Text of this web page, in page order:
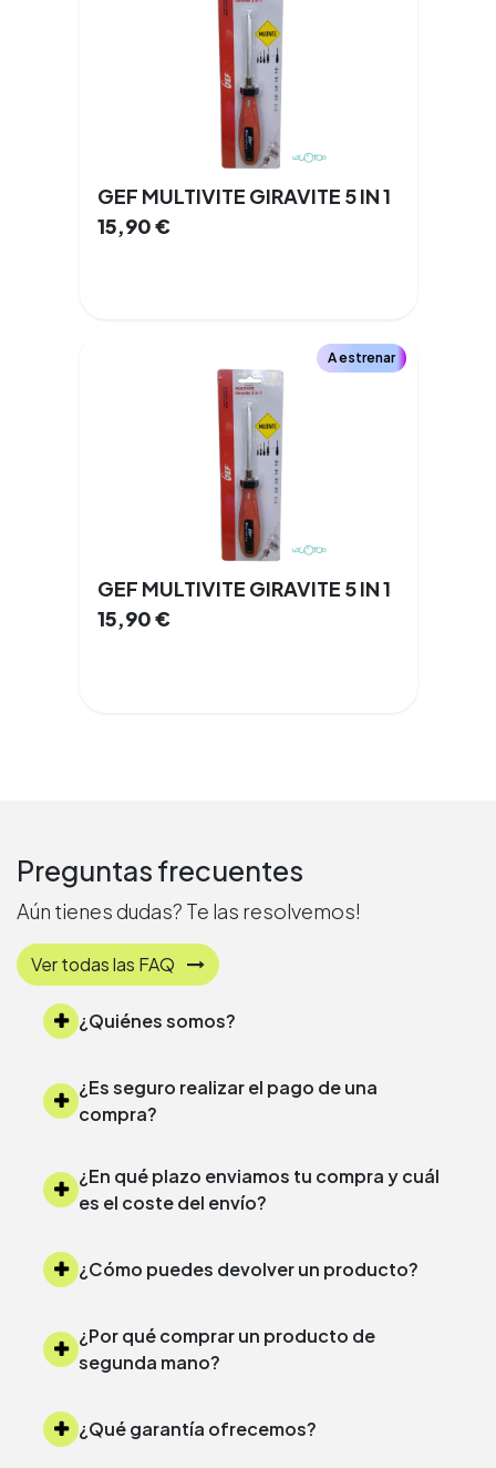
GEF MULTIVITE GIRAVITE 5 IN 1
15,90€
A estrenar
GEF MULTIVITE GIRAVITE 5 IN 1
15,90€
Preguntas frecuentes
Aún tienes dudas? Te las resolvemos!
Ver todas las FAQ
¿Quiénes somos?
¿Es seguro realizar el pago de una
compra?
¿En qué plazo enviamos tu compra y cuál
es el coste del envío?
¿Cómo puedes devolver un producto?
¿Por qué comprar un producto de
segunda mano?
¿Qué garantía ofrecemos?